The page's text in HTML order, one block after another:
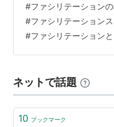
スをマネジメントしつ
ワークの醸成を促進し
ムの成果を最大化しま
いる状態と効いていな
性が低いMTGや会議っ
#ファシリテーション
#ファシリテーション
#ファシリテーション
ネットで話題
10 ブックマーク